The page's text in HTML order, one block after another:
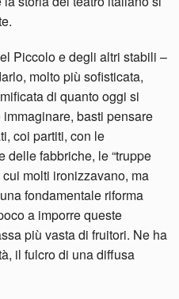
Piccolo e degli altri stabili –
molto più sofisticata,
di quanto oggi si
basti pensare
coi partiti, con le
delle fabbriche, le “truppe
cui molti ironizzavano, ma
fondamentale riforma
a imporre queste
più vasta di fruitori. Ne ha
il fulcro di una diffusa